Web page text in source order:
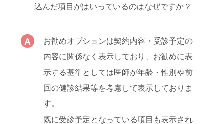
込んだ項目がはいっているのはなぜですか？
お勧めオプションは契約内容・受診予定の
内容に関係なく表示しており、お勧めに表
示する基準としては医師が年齢・性別や前
回の健診結果等を考慮して表示しておりま
す。
既に受診予定となっている項目も表示され